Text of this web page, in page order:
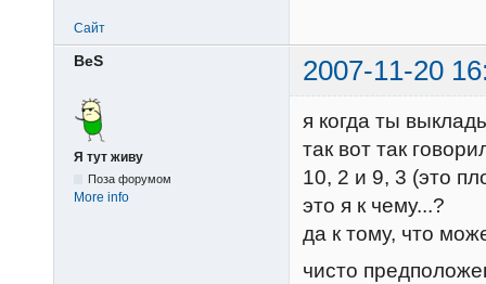
Сайт
BeS 2007-11-20
Я тут живу
Поза форумом
More info
я когда ты
так вот так
10, 2 и 9, 3 (это
это я к чему...?
да к тому, что
чисто